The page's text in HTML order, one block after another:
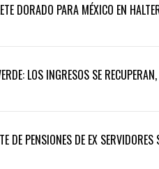
DORADO PARA MÉXICO EN
LOS INGRESOS SE
DE PENSIONES DE EX SERVIDORES